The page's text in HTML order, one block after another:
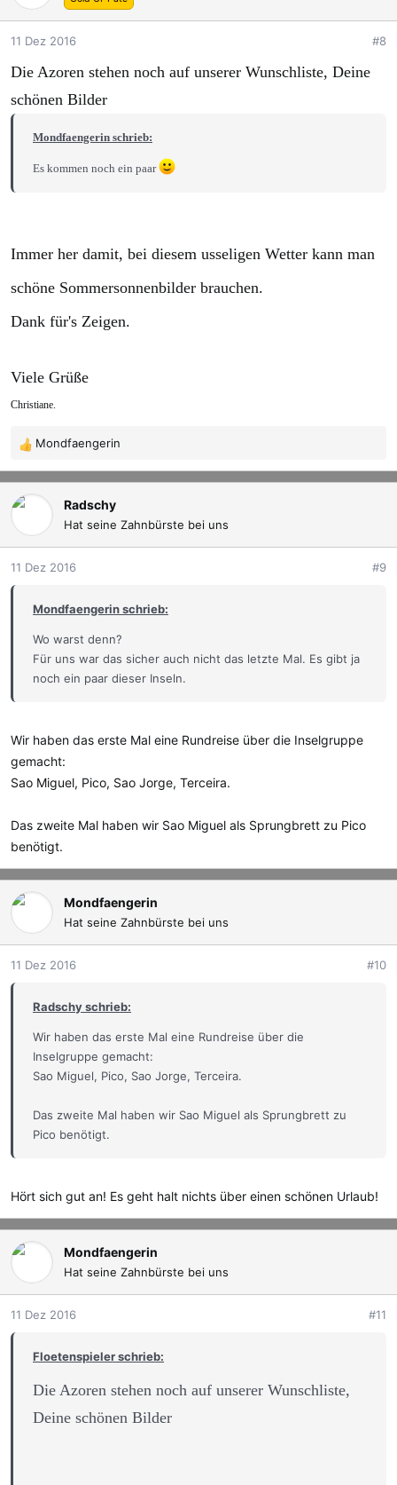
11 Dez 2016 #8
Die Azoren stehen noch auf unserer Wunschliste, Deine
schönen Bilder
Mondfaengerin schrieb:
Es kommen noch ein paar
Immer her damit, bei diesem usseligen Wetter kann man
schöne Sommersonnenbilder brauchen.
Dank für's Zeigen.
Viele Grüße
Christiane.
R
e
a
k
n
Mondfaengerin
Radschy
Hat seine Zahnbürste bei uns
11 Dez 2016 #9
Mondfaengerin schrieb:
Wo warst denn?
Für uns war das sicher auch nicht das letzte Mal. Es gibt ja
noch ein paar dieser Inseln.
Wir haben das erste Mal eine Rundreise über die Inselgruppe
gemacht:
Sao Miguel, Pico, Sao Jorge, Terceira.
Das zweite Mal haben wir Sao Miguel als Sprungbrett zu Pico
benötigt.
Mondfaengerin
Hat seine Zahnbürste bei uns
11 Dez 2016 #10
Radschy schrieb:
Wir haben das erste Mal eine Rundreise über die
Inselgruppe gemacht:
Sao Miguel, Pico, Sao Jorge, Terceira.
Das zweite Mal haben wir Sao Miguel als Sprungbrett zu
Pico benötigt.
Hört sich gut an! Es geht halt nichts über einen schönen Urlaub!
Mondfaengerin
Hat seine Zahnbürste bei uns
11 Dez 2016 #11
Floetenspieler schrieb:
Die Azoren stehen noch auf unserer Wunschliste,
Deine schönen Bilder